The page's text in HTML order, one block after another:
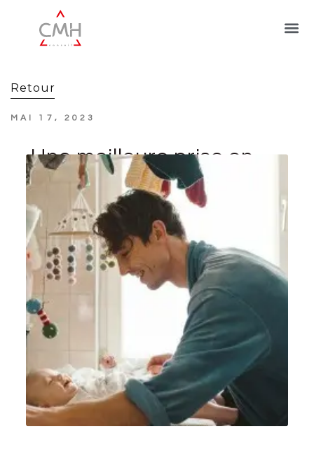
Retour
MAI 17, 2023
Une meilleure prise en
compte des congés
familiaux des salariés